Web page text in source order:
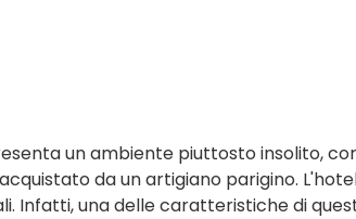
un ambiente piuttosto insolito,
da un artigiano parigino.
Infatti, una delle caratteristiche di